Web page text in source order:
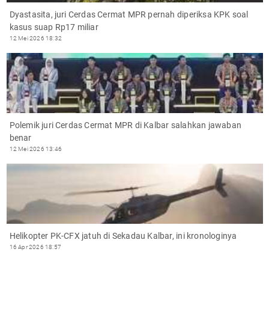
Dyastasita, juri Cerdas Cermat MPR pernah diperiksa KPK soal
kasus suap Rp17 miliar
12 Mei 2026 18:32
Polemik juri Cerdas Cermat MPR di Kalbar salahkan jawaban
benar
12 Mei 2026 13:46
Helikopter PK-CFX jatuh di Sekadau Kalbar, ini kronologinya
16 Apr 2026 18:57